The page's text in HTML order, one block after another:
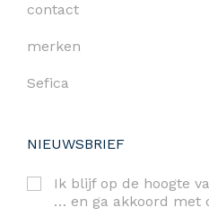
contact
merken
Sefica
NIEUWSBRIEF
Ik blijf op de hoogte
… en ga akkoord met